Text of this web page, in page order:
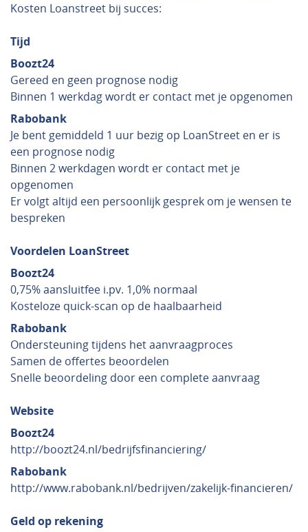
Kosten Loanstreet bij succes:
Tijd
Boozt24
Gereed en geen prognose nodig
Binnen 1 werkdag wordt er contact met je opgenomen
Rabobank
Je bent gemiddeld 1 uur bezig op LoanStreet en er is
een prognose nodig
Binnen 2 werkdagen wordt er contact met je
opgenomen
Er volgt altijd een persoonlijk gesprek om je wensen te
bespreken
Voordelen LoanStreet
Boozt24
0,75% aansluitfee i.pv. 1,0% normaal
Kosteloze quick-scan op de haalbaarheid
Rabobank
Ondersteuning tijdens het aanvraagproces
Samen de offertes beoordelen
Snelle beoordeling door een complete aanvraag
Website
Boozt24
http://boozt24.nl/bedrijfsfinanciering/
Rabobank
http://www.rabobank.nl/bedrijven/zakelijk-financieren/
Geld op rekening